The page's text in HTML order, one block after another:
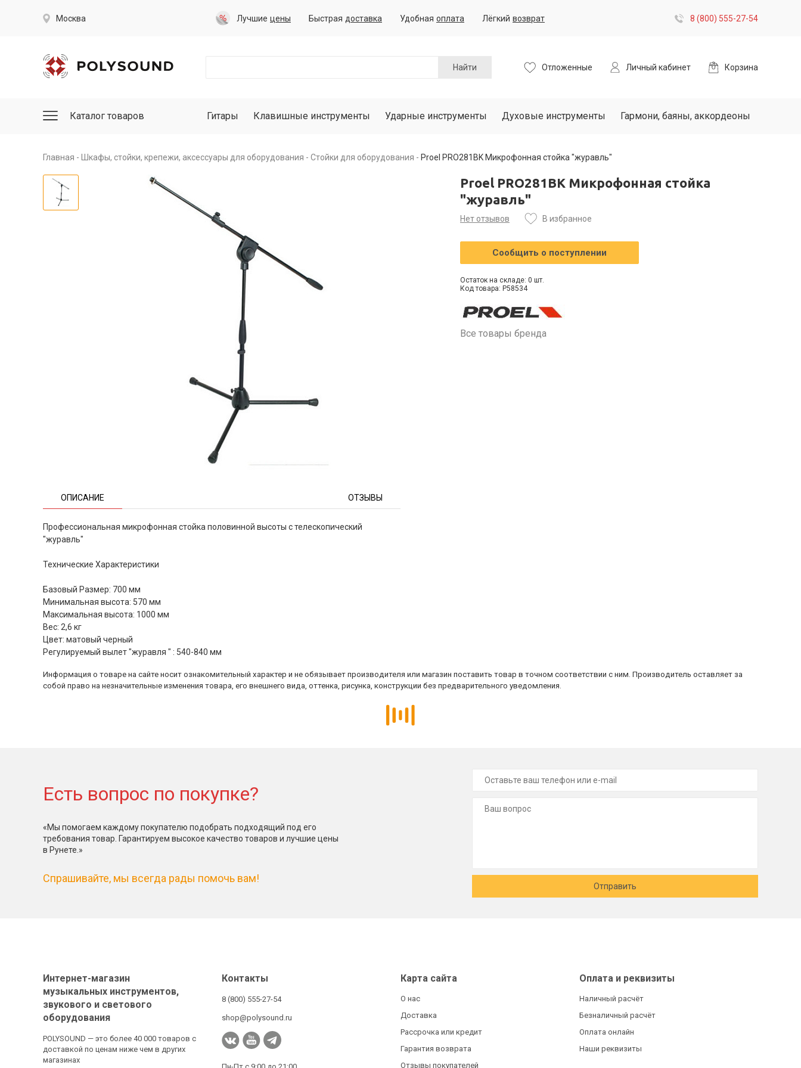
Москва Лучшие цены Быстрая доставка Удобная оплата Лёгкий возврат 8 (800) 555-27-54
Найти Отложенные Личный кабинет Корзина
Каталог товаров Гитары Клавишные инструменты Ударные инструменты Духовые инструменты Гармони, баяны, аккордеоны
Главная Шкафы, стойки, крепежи, аксессуары для оборудования Стойки для оборудования Proel PRO281BK Микрофонная стойка "журавль"
ОПИСАНИЕ ОТЗЫВЫ
Профессиональная микрофонная стойка половинной высоты с телескопический
"журавль"
Технические Характеристики
Базовый Размер: 700 мм
Минимальная высота: 570 мм
Максимальная высота: 1000 мм
Вес: 2,6 кг
Цвет: матовый черный
Регулируемый вылет "журавля " : 540-840 мм
Proel PRO281BK Микрофонная стойка
"журавль"
Нет отзывов В избранное
Сообщить о поступлении
Остаток на складе: 0 шт.
Код товара: P58534
Все товары бренда
Информация о товаре на сайте носит ознакомительный характер и не обязывает производителя или магазин поставить товар в точном соответствии с ним. Производитель оставляет за
собой право на незначительные изменения товара, его внешнего вида, оттенка, рисунка, конструкции без предварительного уведомления.
Есть вопрос по покупке?
«Мы помогаем каждому покупателю подобрать подходящий под его
требования товар. Гарантируем высокое качество товаров и лучшие цены
в Рунете.»
Спрашивайте, мы всегда рады помочь вам!
Отправить
Интернет-магазин
музыкальных инструментов,
звукового и светового
оборудования
POLYSOUND — это более 40 000 товаров с
доставкой по ценам ниже чем в других
магазинах
Контакты
8 (800) 555-27-54
shop@polysound.ru
Карта сайта
О нас
Доставка
Рассрочка или кредит
Гарантия возврата
Отзывы покупателей
Оплата и реквизиты
Наличный расчёт
Безналичный расчёт
Оплата онлайн
Наши реквизиты